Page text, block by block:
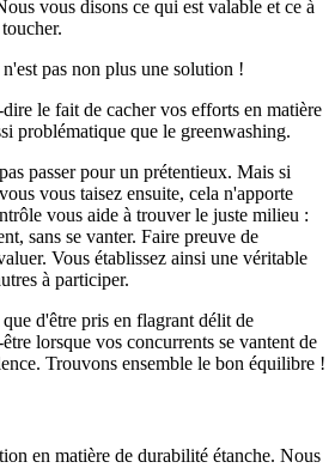
vous disons ce qui est valable et ce à
pas non plus une solution !
le fait de cacher vos efforts en matière
problématique que le greenwashing.
passer pour un prétentieux. Mais si
vous taisez ensuite, cela n'apporte
vous aide à trouver le juste milieu :
sans se vanter. Faire preuve de
Vous établissez ainsi une véritable
à participer.
d'être pris en flagrant délit de
lorsque vos concurrents se vantent de
Trouvons ensemble le bon équilibre !
en matière de durabilité étanche. Nous